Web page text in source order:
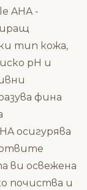
AHA -
тип кожа,
pH и
фина
осигурява
ви освежена
почиства и